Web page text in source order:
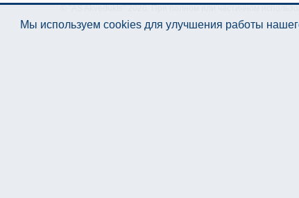
Мы используем cookies для улучшения работы